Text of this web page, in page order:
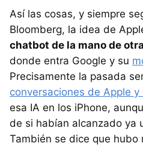
Así las cosas, y siempre
Bloomberg, la idea de
chatbot de la mano de
donde entra Google y su
Precisamente la pasada
conversaciones de Apple y
esa IA en los iPhone,
de si habían alcanzado ya
También se dice que hubo